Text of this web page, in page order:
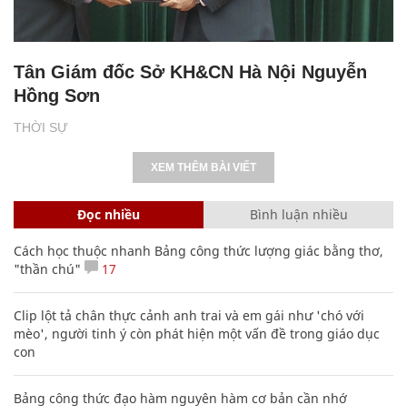
THỜI SỰ
Tân Giám đốc Sở KH&CN Hà Nội Nguyễn
Hồng Sơn
XEM THÊM BÀI VIẾT
Đọc nhiều Bình luận nhiều
Cách học thuộc nhanh Bảng công thức lượng giác bằng thơ,
"thần chú"
17
Clip lột tả chân thực cảnh anh trai và em gái như 'chó với
mèo', người tinh ý còn phát hiện một vấn đề trong giáo dục
con
Bảng công thức đạo hàm nguyên hàm cơ bản cần nhớ